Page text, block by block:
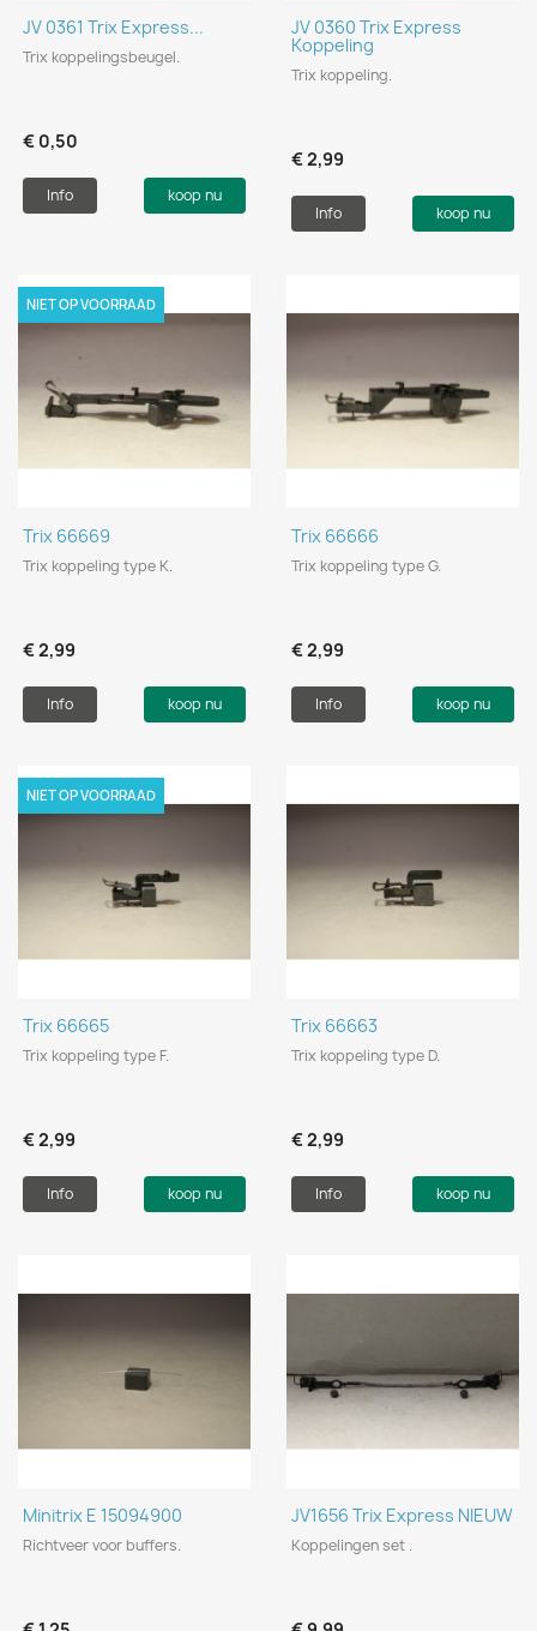
JV 0361 Trix Express...
Trix koppelingsbeugel.
€ 0,50
Info koop nu
JV 0360 Trix Express
Koppeling
Trix koppeling.
€ 2,99
Info koop nu
Trix 66669
Trix koppeling type K.
€ 2,99
Info koop nu
NIET OP VOORRAAD
Trix 66666
Trix koppeling type G.
€ 2,99
Info koop nu
Trix 66665
Trix koppeling type F.
€ 2,99
Info koop nu
NIET OP VOORRAAD
Trix 66663
Trix koppeling type D.
€ 2,99
Info koop nu
Minitrix E 15094900
Richtveer voor buffers.
JV1656 Trix Express NIEUW
Koppelingen set .